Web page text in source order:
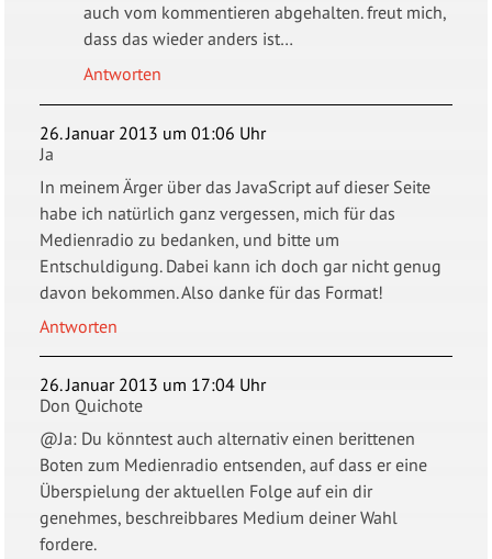
auch vom kommentieren abgehalten. freut mich,
dass das wieder anders ist…
Antworten
26. Januar 2013 um 01:06 Uhr
Ja
In meinem Ärger über das JavaScript auf dieser Seite
habe ich natürlich ganz vergessen, mich für das
Medienradio zu bedanken, und bitte um
Entschuldigung. Dabei kann ich doch gar nicht genug
davon bekommen. Also danke für das Format!
Antworten
26. Januar 2013 um 17:04 Uhr
Don Quichote
@Ja: Du könntest auch alternativ einen berittenen
Boten zum Medienradio entsenden, auf dass er eine
Überspielung der aktuellen Folge auf ein dir
genehmes, beschreibbares Medium deiner Wahl
fordere.